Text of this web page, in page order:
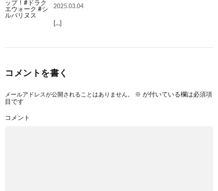
2025.03.04
[…]
コメントを書く
メールアドレスが公開されることはありません。 ※ が付いている欄は必須項
目です
コメント